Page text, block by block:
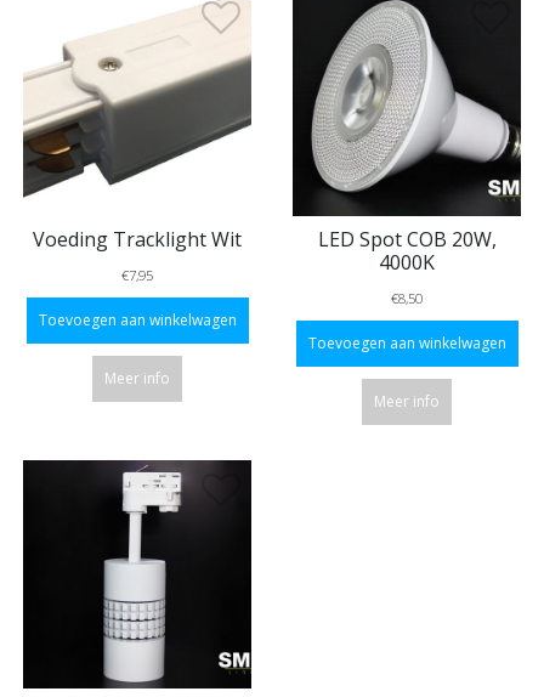
Voeding Tracklight Wit
€7,95
Toevoegen aan winkelwagen
Meer info
LED Spot COB 20W,
4000K
€8,50
Toevoegen aan winkelwagen
Meer info